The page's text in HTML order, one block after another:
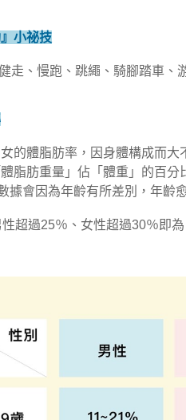
小祕技
走、慢跑、跳繩、騎腳踏車、
的體脂肪率，因身體構成而大
體脂肪重量」佔「體重」的百
據會因為年齡有所差別，年齡
超過25％、女性超過30％即為